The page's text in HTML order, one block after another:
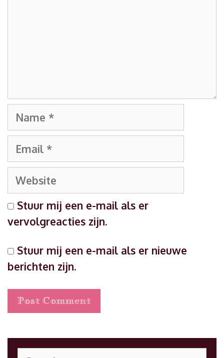
Name
Email
Website
Stuur mij een e-mail als er
vervolgreacties zijn.
Stuur mij een e-mail als er nieuwe
berichten zijn.